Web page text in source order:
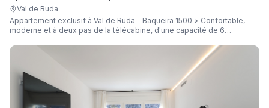
Val de Ruda
Appartement exclusif à Val de Ruda – Baqueira 1500 > Confortable,
moderne et à deux pas de la télécabine, d'une capacité de 6